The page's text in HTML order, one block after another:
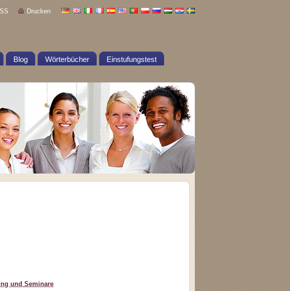
Drucken
Blog Wörterbücher Einstufungstest
und Seminare